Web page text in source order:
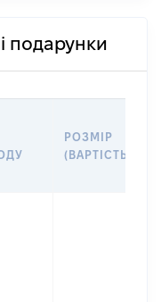
подарунки
РОЗМІР
(ВАРТІСТЬ)